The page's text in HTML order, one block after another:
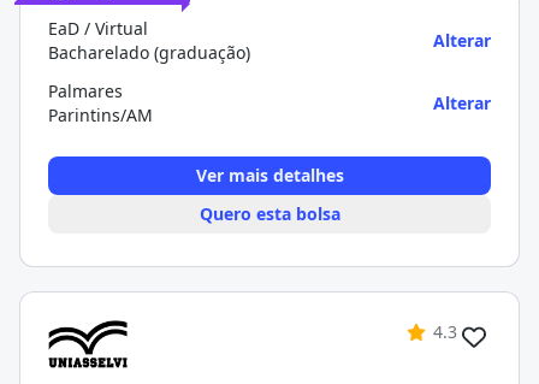
EaD / Virtual
Bacharelado (graduação)
Alterar
Palmares
Parintins/AM
Alterar
Ver mais detalhes
Quero esta bolsa
4.3